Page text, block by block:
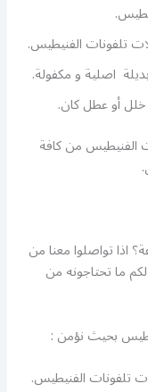
تلفونات الفنيطيس.
اصلية و مكفولة.
أو عطل كان.
من كافة
عن محل تلفونات توصيل 24 ساعة؟ اذا تواصلوا معنا من
ما تحتاجونه من
بحيث نؤمن :
تلفونات الفنيطيس.